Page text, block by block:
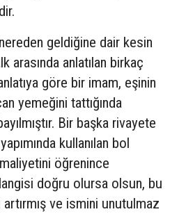
nereden geldiğine dair kesin
arasında anlatılan birkaç
göre bir imam, eşinin
yemeğini tattığında
Bir başka rivayete
kullanılan bol
öğrenince
doğru olursa olsun, bu
ve ismini unutulmaz